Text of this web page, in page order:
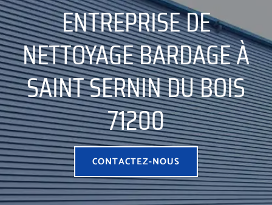
ENTREPRISE DE
NETTOYAGE BARDAGE À
SAINT SERNIN DU BOIS
71200
CONTACTEZ-NOUS